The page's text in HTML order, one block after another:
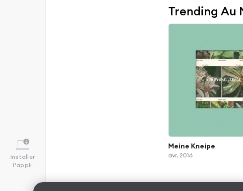
Installer
l'appli
Trending Au
Meine Kneipe
avr. 2016